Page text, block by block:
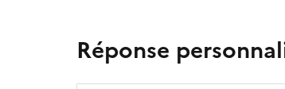
Réponse